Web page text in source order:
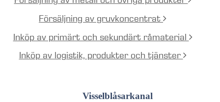
Försäljning av gruvkoncentrat
Inköp av primärt och sekundärt råmaterial
Inköp av logistik, produkter och tjänster
Visselblåsarkanal